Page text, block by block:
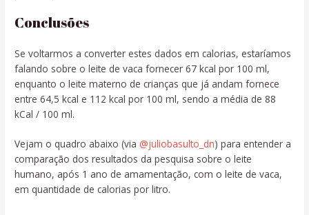
Conclusões
Se voltarmos a converter estes dados em calorias, estaríamos
falando sobre o leite de vaca fornecer 67 kcal por 100 ml,
enquanto o leite materno de crianças que já andam fornece
entre 64,5 kcal e 112 kcal por 100 ml, sendo a média de 88
kCal / 100 ml.
Vejam o quadro abaixo (via @juliobasulto_dn) para entender a
comparação dos resultados da pesquisa sobre o leite
humano, após 1 ano de amamentação, com o leite de vaca,
em quantidade de calorias por litro.